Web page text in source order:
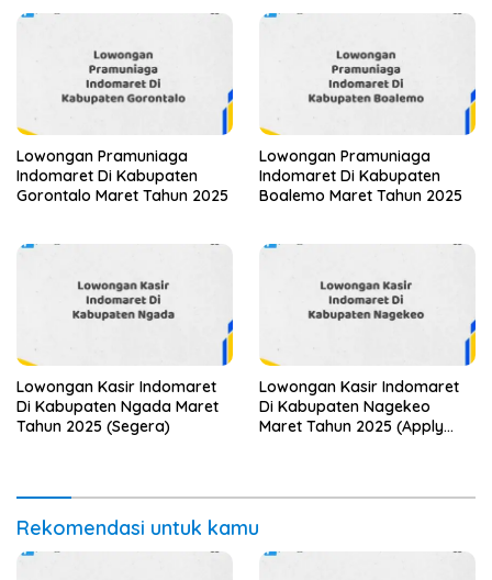
Lowongan Pramuniaga
Indomaret Di Kabupaten
Gorontalo Maret Tahun 2025
Lowongan Pramuniaga
Indomaret Di Kabupaten
Boalemo Maret Tahun 2025
Lowongan Kasir Indomaret
Di Kabupaten Ngada Maret
Tahun 2025 (Segera)
Lowongan Kasir Indomaret
Di Kabupaten Nagekeo
Maret Tahun 2025 (Apply
Rekomendasi untuk kamu